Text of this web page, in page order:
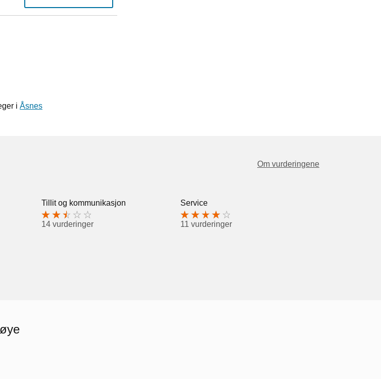
i Åsnes
Om vurderingene
Tillit og kommunikasjon
14 vurderinger
Service
11 vurderinger